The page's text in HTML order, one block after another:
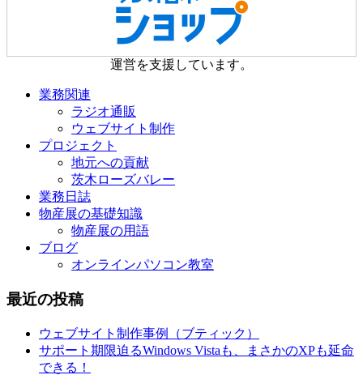
運営を支援しています。
業務関連
ラジオ通販
ウェブサイト制作
プロジェクト
地元への貢献
茨木ローズバレー
業務日誌
物産展の基礎知識
物産展の用語
ブログ
オンラインパソコン教室
最近の投稿
ウェブサイト制作事例（ブティック）
サポート期限迫るWindows Vistaも、まさかのXPも延命
できる！